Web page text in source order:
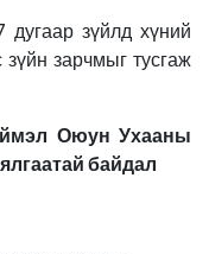
зүйлд хүний
зарчмыг тусгаж
Оюун Ухааны
байдал